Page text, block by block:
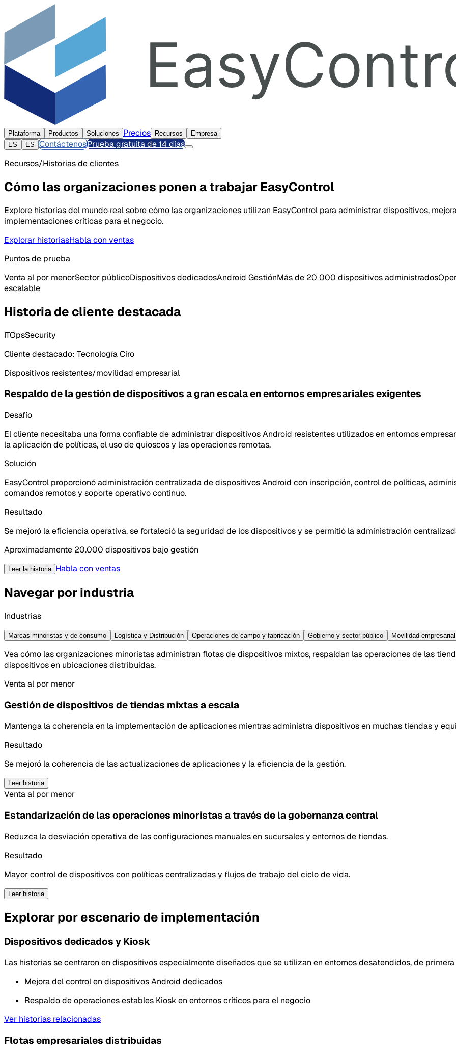
Plataforma Productos Soluciones Precios Recursos
Empresa
ES
ES ContáctenosPrueba gratuita de 14 días
Recursos/Historias de clientes
Cómo las organizaciones ponen a trabajar EasyControl
Explore historias del mundo real sobre cómo las organizaciones utilizan EasyControl para administrar dispositivos,
implementaciones críticas para el negocio.
Explorar historiasHabla con ventas
Puntos de prueba
Venta al por menorSector públicoDispositivos dedicadosAndroid GestiónMás de 20 000 dispositivos administrados
escalable
Historia de cliente destacada
ITOpsSecurity
Cliente destacado: Tecnología Ciro
Dispositivos resistentes/movilidad empresarial
Respaldo de la gestión de dispositivos a gran escala en entornos empresariales exigentes
Desafío
El cliente necesitaba una forma confiable de administrar dispositivos Android resistentes utilizados en entornos
la aplicación de políticas, el uso de quioscos y las operaciones remotas.
Solución
EasyControl proporcionó administración centralizada de dispositivos Android con inscripción, control de políticas,
comandos remotos y soporte operativo continuo.
Resultado
Se mejoró la eficiencia operativa, se fortaleció la seguridad de los dispositivos y se permitió la administración
Aproximadamente 20.000 dispositivos bajo gestión
Leer la historia Habla con ventas
Navegar por industria
Industrias
Marcas minoristas y de consumo Logística y Distribución Operaciones de campo y fabricación Gobierno y sector público Movilidad empresarial
Vea cómo las organizaciones minoristas administran flotas de dispositivos mixtos, respaldan las operaciones de las
dispositivos en ubicaciones distribuidas.
Venta al por menor
Gestión de dispositivos de tiendas mixtas a escala
Mantenga la coherencia en la implementación de aplicaciones mientras administra dispositivos en muchas tiendas y
Resultado
Se mejoró la coherencia de las actualizaciones de aplicaciones y la eficiencia de la gestión.
Leer historia
Venta al por menor
Estandarización de las operaciones minoristas a través de la gobernanza central
Reduzca la desviación operativa de las configuraciones manuales en sucursales y entornos de tiendas.
Resultado
Mayor control de dispositivos con políticas centralizadas y flujos de trabajo del ciclo de vida.
Leer historia
Explorar por escenario de implementación
Dispositivos dedicados y Kiosk
Las historias se centraron en dispositivos especialmente diseñados que se utilizan en entornos desatendidos, de
Mejora del control en dispositivos Android dedicados
Respaldo de operaciones estables Kiosk en entornos críticos para el negocio
Ver historias relacionadas
Flotas empresariales distribuidas